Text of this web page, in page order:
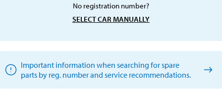
No registration number?
SELECT CAR MANUALLY
Important information when searching for spare
parts by reg. number and service recommendations.